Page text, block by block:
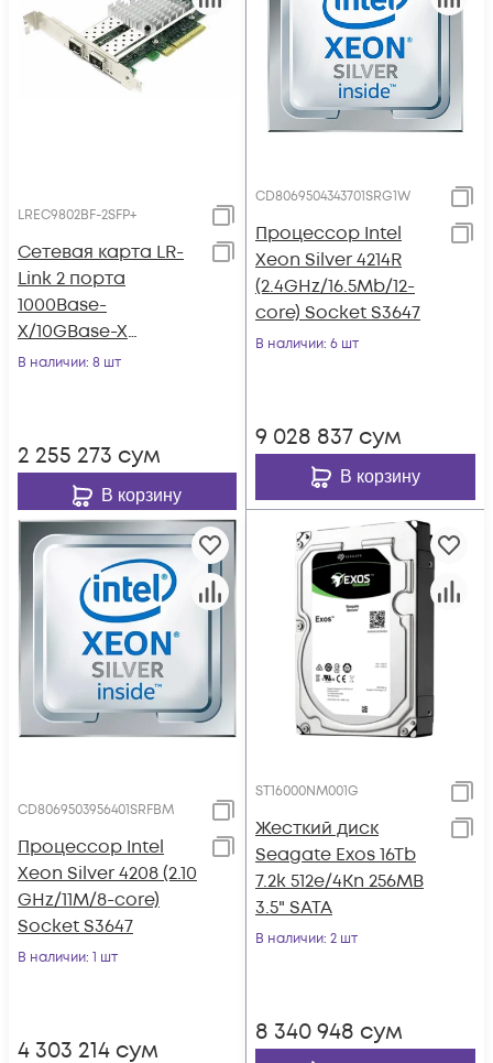
LREC9802BF-2SFP+
Сетевая карта LR-
Link 2 порта
1000Base-
X/10GBase-X
LREC9802BF-2SFP+
В наличии: 8 шт
2 255 273 сум
В корзину
CD8069504343701SRG1W
Процессор Intel
Xeon Silver 4214R
(2.4GHz/16.5Mb/12-
core) Socket S3647
В наличии: 6 шт
9 028 837 сум
В корзину
CD8069503956401SRFBM
Процессор Intel
Xeon Silver 4208 (2.10
GHz/11M/8-core)
Socket S3647
В наличии: 1 шт
4 303 214 сум
ST16000NM001G
Жесткий диск
Seagate Exos 16Tb
7.2k 512e/4Kn 256MB
3.5" SATA
В наличии: 2 шт
8 340 948 сум